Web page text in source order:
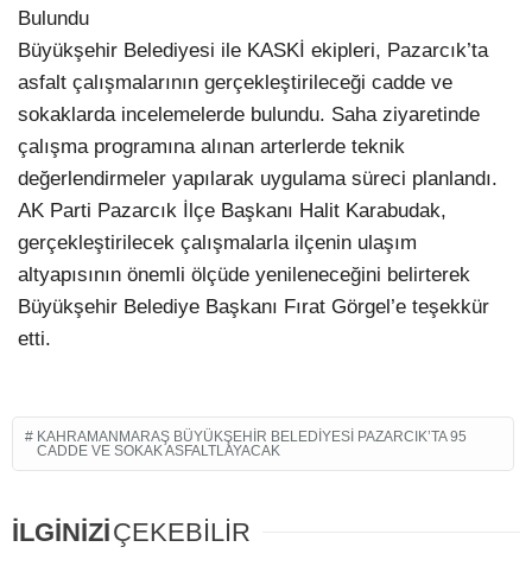
Bulundu
Büyükşehir Belediyesi ile KASKİ ekipleri, Pazarcık’ta
asfalt çalışmalarının gerçekleştirileceği cadde ve
sokaklarda incelemelerde bulundu. Saha ziyaretinde
çalışma programına alınan arterlerde teknik
değerlendirmeler yapılarak uygulama süreci planlandı.
AK Parti Pazarcık İlçe Başkanı Halit Karabudak,
gerçekleştirilecek çalışmalarla ilçenin ulaşım
altyapısının önemli ölçüde yenileneceğini belirterek
Büyükşehir Belediye Başkanı Fırat Görgel’e teşekkür
etti.
KAHRAMANMARAŞ BÜYÜKŞEHIR BELEDIYESI PAZARCIK’TA 95
CADDE VE SOKAK ASFALTLAYACAK
İLGİNİZİÇEKEBİLİR